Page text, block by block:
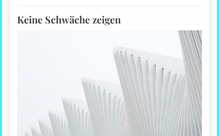
Keine Schwäche zeigen